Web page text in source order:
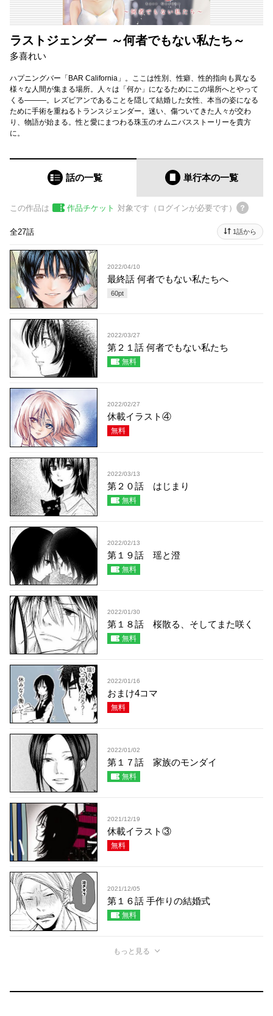
ラストジェンダー ～何者でもない私たち～
多喜れい
ハプニングバー「BAR California」。ここは性別、性癖、性的指向も異なる
様々な人間が集まる場所。人々は「何か」になるためにこの場所へとやって
くる―――。レズビアンであることを隠して結婚した女性、本当の姿になる
ために手術を重ねるトランスジェンダー。迷い、傷ついてきた人々が交わ
り、物語が始まる。性と愛にまつわる珠玉のオムニバスストーリーを貴方
に。
話の一覧 単行本の一覧
この作品は 作品チケット 対象です（ログインが必要です）
全27話 1話から
2022/04/10
最終話 何者でもない私たちへ
60pt
2022/03/27
第２１話 何者でもない私たち
無料
2022/02/27
休載イラスト④
無料
2022/03/13
第２０話 はじまり
無料
2022/02/13
第１９話 瑶と澄
無料
2022/01/30
第１８話 桜散る、そしてまた咲く
無料
2022/01/16
おまけ4コマ
無料
2022/01/02
第１７話 家族のモンダイ
無料
2021/12/19
休載イラスト③
無料
2021/12/05
第１６話 手作りの結婚式
無料
もっと見る